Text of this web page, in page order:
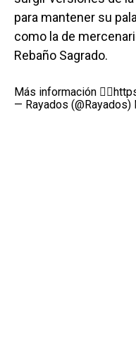
para mantener su
como la de
Rebaño Sagrado.
Más información 👇🏼
— Rayados (@Rayados)